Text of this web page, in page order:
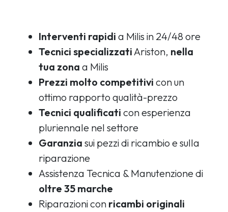
Interventi rapidi a Milis in 24/48 ore
Tecnici specializzatiAriston, nella
tua zona a Milis
Prezzi molto competitivi con un
ottimo rapporto qualità-prezzo
Tecnici qualificati con esperienza
pluriennale nel settore
Garanzia sui pezzi di ricambio e sulla
riparazione
Assistenza Tecnica & Manutenzione di
oltre 35 marche
Riparazioni con ricambi originali